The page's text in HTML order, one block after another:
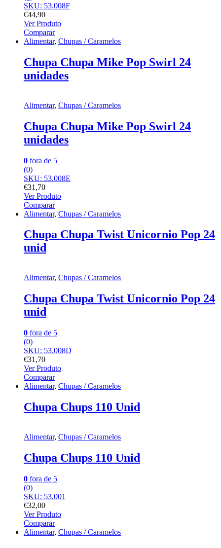
SKU: 53.008F
€44,90
Ver Produto
Comparar
Alimentar, Chupas / Caramelos
Chupa Chupa Mike Pop Swirl 24
unidades
Alimentar, Chupas / Caramelos
Chupa Chupa Mike Pop Swirl 24
unidades
0 fora de 5
(0)
SKU: 53.008E
€31,70
Ver Produto
Comparar
Alimentar, Chupas / Caramelos
Chupa Chupa Twist Unicornio Pop 24
unid
Alimentar, Chupas / Caramelos
Chupa Chupa Twist Unicornio Pop 24
unid
0 fora de 5
(0)
SKU: 53.008D
€31,70
Ver Produto
Comparar
Alimentar, Chupas / Caramelos
Chupa Chups 110 Unid
Alimentar, Chupas / Caramelos
Chupa Chups 110 Unid
0 fora de 5
(0)
SKU: 53.001
€32,00
Ver Produto
Comparar
Alimentar, Chupas / Caramelos